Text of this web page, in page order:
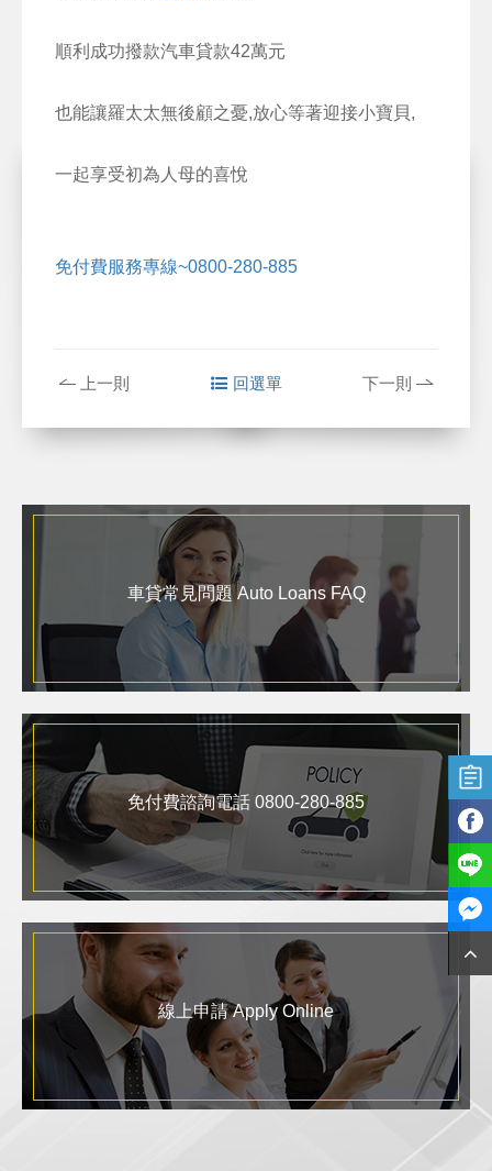
順利成功撥款汽車貸款42萬元
也能讓羅太太無後顧之憂,放心等著迎接小寶貝,
一起享受初為人母的喜悅
免付費服務專線~0800-280-885
上一則 下一則
回選單
車貸常見問題 Auto Loans FAQ
免付費諮詢電話 0800-280-885
線上申請 Apply Online